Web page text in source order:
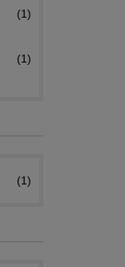
1
1
1